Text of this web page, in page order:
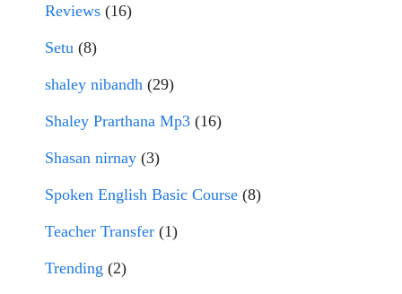
Reviews (16)
Setu (8)
shaley nibandh (29)
Shaley Prarthana Mp3 (16)
Shasan nirnay (3)
Spoken English Basic Course (8)
Teacher Transfer (1)
Trending (2)